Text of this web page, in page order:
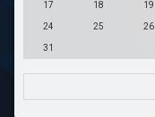
17 18 19
24 25 26
31